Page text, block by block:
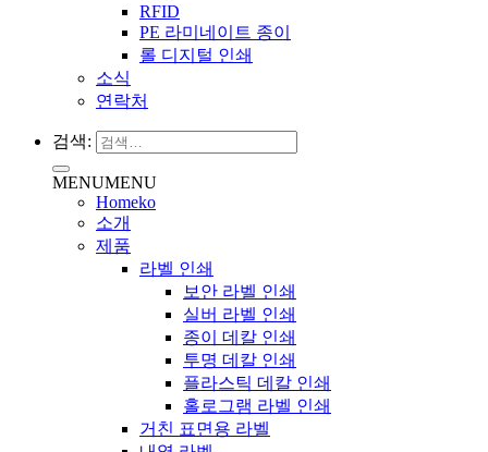
RFID
PE 라미네이트 종이
롤 디지털 인쇄
소식
연락처
검색:
MENUMENU
Homeko
소개
제품
라벨 인쇄
보안 라벨 인쇄
실버 라벨 인쇄
종이 데칼 인쇄
투명 데칼 인쇄
플라스틱 데칼 인쇄
홀로그램 라벨 인쇄
거친 표면용 라벨